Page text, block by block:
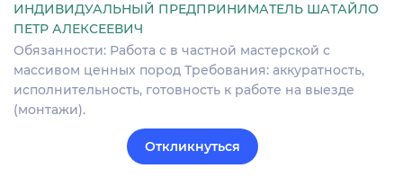
ИНДИВИДУАЛЬНЫЙ ПРЕДПРИНИМАТЕЛЬ ШАТАЙЛО
ПЕТР АЛЕКСЕЕВИЧ
Обязанности: Работа с в частной мастерской с
массивом ценных пород Требования: аккуратность,
исполнительность, готовность к работе на выезде
(монтажи).
Откликнуться